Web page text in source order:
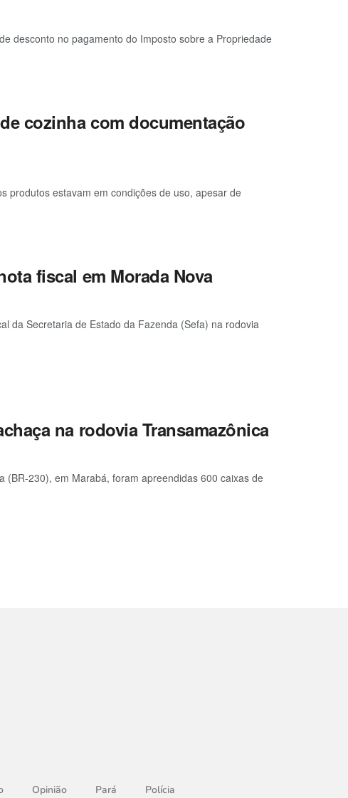
desconto no pagamento do Imposto sobre a Propriedade
cozinha com documentação
produtos estavam em condições de uso, apesar de
fiscal em Morada Nova
da Secretaria de Estado da Fazenda (Sefa) na rodovia
na rodovia Transamazônica
(BR-230), em Marabá, foram apreendidas 600 caixas de
Opinião Pará Polícia